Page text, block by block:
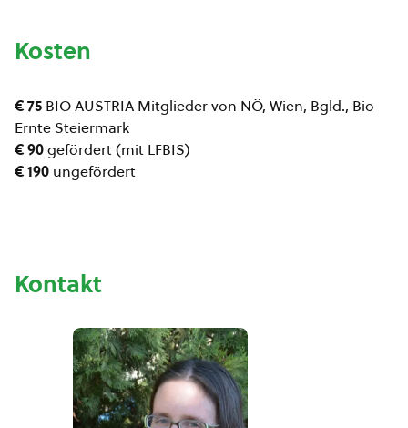
Kosten
€ 75 BIO AUSTRIA Mitglieder von NÖ, Wien, Bgld., Bio
Ernte Steiermark
€ 90gefördert (mit LFBIS)
€ 190 ungefördert
Kontakt